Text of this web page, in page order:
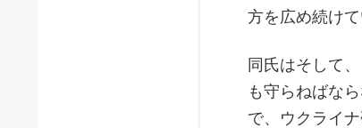
方を広め続け
同氏はそして
も守らねばな
で、ウクライ